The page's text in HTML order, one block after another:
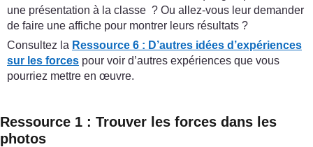
une présentation à la classe ? Ou allez-vous leur demander
de faire une affiche pour montrer leurs résultats ?
Consultez la Ressource 6 : D’autres idées d’expériences
sur les forces pour voir d’autres expériences que vous
pourriez mettre en œuvre.
Ressource 1 : Trouver les forces dans les
photos